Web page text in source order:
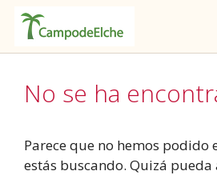
contenidoNo se ha
Parece que no hemos podido
estás buscando. Quizá